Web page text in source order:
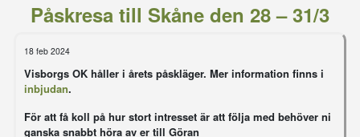
Påskresa till Skåne den 28 – 31/3
18 feb 2024
Visborgs OK håller i årets påskläger. Mer information finns i
inbjudan.
För att få koll på hur stort intresset är att följa med behöver ni
ganska snabbt höra av er till Göran